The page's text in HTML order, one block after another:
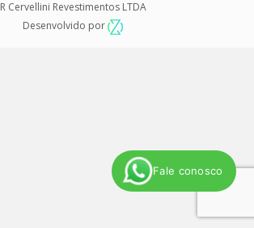
Fale conosco
R Cervellini Revestimentos LTDA
Desenvolvido por